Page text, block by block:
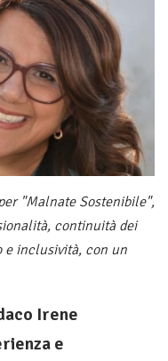
"Malnate Sostenibile",
continuità dei
e inclusività, con un
Irene
e